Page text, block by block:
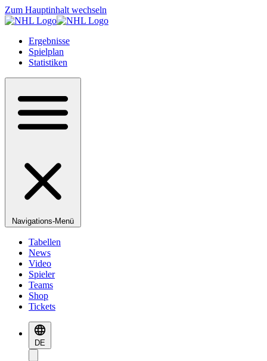
Zum Hauptinhalt wechseln
Ergebnisse
Spielplan
Statistiken
Navigations-Menü
Tabellen
News
Video
Spieler
Teams
Shop
Tickets
DE